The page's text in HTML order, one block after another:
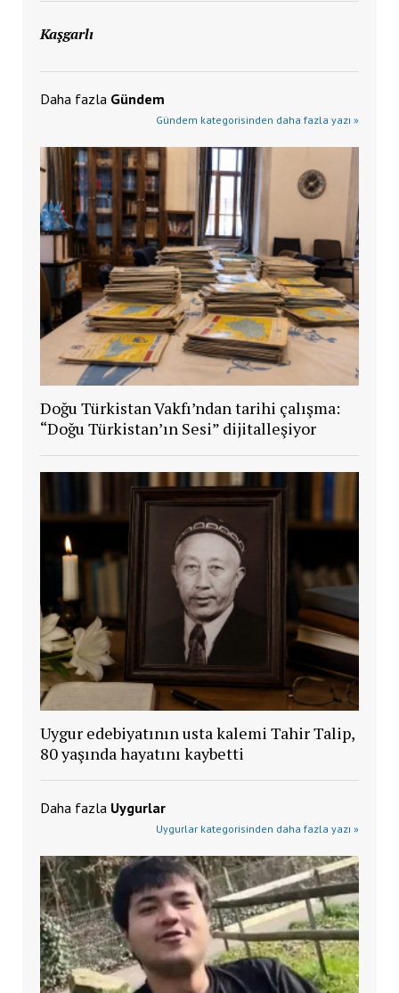
Kaşgarlı
Daha fazla Gündem
Gündem kategorisinden daha fazla yazı »
Doğu Türkistan Vakfı’ndan tarihi çalışma:
“Doğu Türkistan’ın Sesi” dijitalleşiyor
Uygur edebiyatının usta kalemi Tahir Talip,
80 yaşında hayatını kaybetti
Daha fazla Uygurlar
Uygurlar kategorisinden daha fazla yazı »